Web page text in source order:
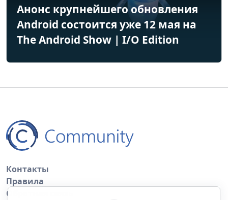
Анонс крупнейшего обновления
Android состоится уже 12 мая на
The Android Show | I/O Edition
Контакты
Правила
Обратная связь